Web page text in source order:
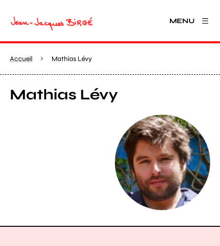
MENU
Accueil Mathias Lévy
Mathias Lévy
Agrandir